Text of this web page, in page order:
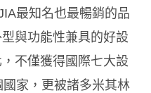
最知名也最暢銷的品
與功能性兼具的好設
不僅獲得國際七大設
家，更被諸多米其林